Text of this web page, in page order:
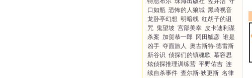
口如瓶 恐怖的人狼城 黑崎视音
龙卧亭幻想 明暗线 红胡子的诅
咒 鬼望坡 宫部美幸 皮卡迪利谋
杀案 加贺恭一郎 冈田鯱彦 谁是
凶手 夺面旅人 奥古斯特·德雷斯
新谷识 侦探们的镇魂歌 慕容思
炫侦探推理训练营 平野佑吉 连
续自杀事件 查尔斯·狄更斯 名律